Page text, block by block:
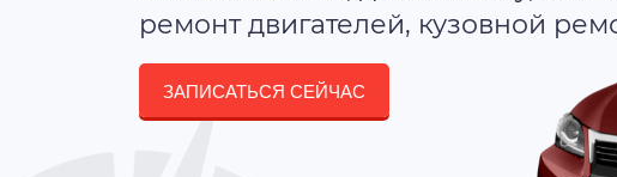
ремонт двигателей, кузовной
ЗАПИСАТЬСЯ СЕЙЧАС